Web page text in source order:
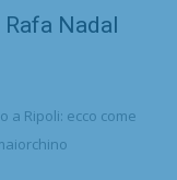
Nadal
a Ripoli: ecco come